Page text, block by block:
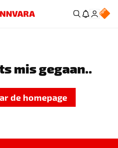
mis gegaan..
de homepage